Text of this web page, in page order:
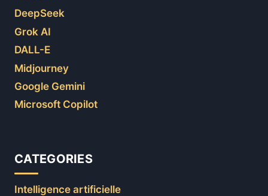
DeepSeek
Grok AI
DALL-E
Midjourney
Google Gemini
Microsoft Copilot
CATEGORIES
Intelligence artificielle